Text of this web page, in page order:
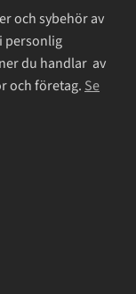
och sybehör av
personlig
du handlar av
och företag. Se